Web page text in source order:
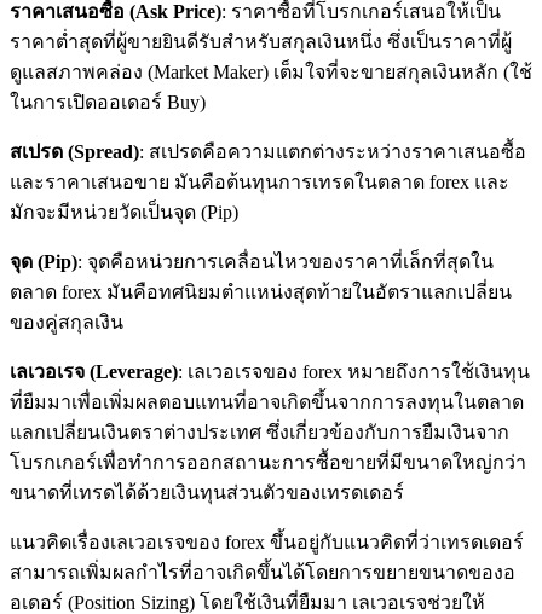
ราคาเสนอซื้อ (Ask Price): ราคาซื้อที่โบรกเกอร์เสนอให้เป็น
ราคาต่ำสุดที่ผู้ขายยินดีรับสำหรับสกุลเงินหนึ่ง ซึ่งเป็นราคาที่ผู้
ดูแลสภาพคล่อง (Market Maker) เต็มใจที่จะขายสกุลเงินหลัก (ใช้
ในการเปิดออเดอร์ Buy)
สเปรด (Spread): สเปรดคือความแตกต่างระหว่างราคาเสนอซื้อ
และราคาเสนอขาย มันคือต้นทุนการเทรดในตลาด forex และ
มักจะมีหน่วยวัดเป็นจุด (Pip)
จุด (Pip): จุดคือหน่วยการเคลื่อนไหวของราคาที่เล็กที่สุดใน
ตลาด forex มันคือทศนิยมตำแหน่งสุดท้ายในอัตราแลกเปลี่ยน
ของคู่สกุลเงิน
เลเวอเรจ (Leverage): เลเวอเรจของ forex หมายถึงการใช้เงินทุน
ที่ยืมมาเพื่อเพิ่มผลตอบแทนที่อาจเกิดขึ้นจากการลงทุนในตลาด
แลกเปลี่ยนเงินตราต่างประเทศ ซึ่งเกี่ยวข้องกับการยืมเงินจาก
โบรกเกอร์เพื่อทำการออกสถานะการซื้อขายที่มีขนาดใหญ่กว่า
ขนาดที่เทรดได้ด้วยเงินทุนส่วนตัวของเทรดเดอร์
แนวคิดเรื่องเลเวอเรจของ forex ขึ้นอยู่กับแนวคิดที่ว่าเทรดเดอร์
สามารถเพิ่มผลกำไรที่อาจเกิดขึ้นได้โดยการขยายขนาดของอ
อเดอร์ (Position Sizing) โดยใช้เงินที่ยืมมา เลเวอเรจช่วยให้